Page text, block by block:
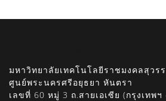
มหาวิทยาลัยเทคโนโลยีราชมงคลสุวร
ศูนย์พระนครศรีอยุธยา หันตรา
เลขที่ 60 หมู่ 3 ถ.สายเอเซีย (กรุงเทพ